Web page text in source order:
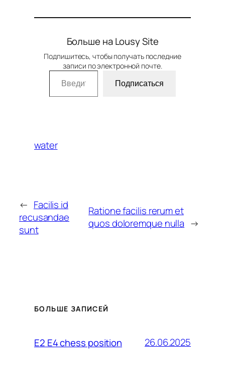
Больше на Lousy Site
Подпишитесь, чтобы получать последние
записи по электронной почте.
Введите адрес электронной почты…
Подписаться
water
← Facilis id
recusandae
sunt
Ratione facilis rerum et
quos doloremque nulla →
БОЛЬШЕ ЗАПИСЕЙ
E2 E4 chess position 26.06.2025